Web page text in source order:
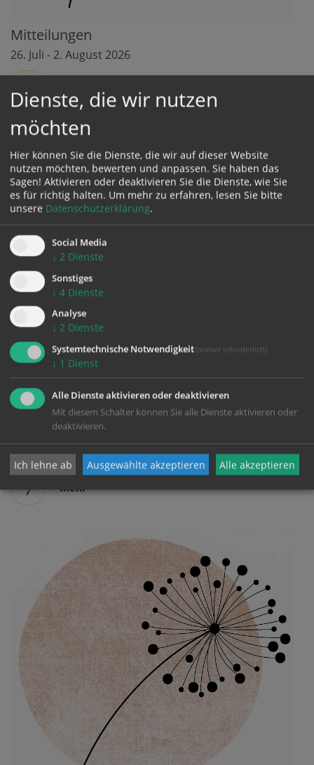
Mitteilungen
26. Juli - 2. August 2026
Mitteilungen
19. - 26. Juli 2026
mehr
Dienste, die wir nutzen
möchten
Hier können Sie die Dienste, die wir auf dieser Website
nutzen möchten, bewerten und anpassen. Sie haben das
Sagen! Aktivieren oder deaktivieren Sie die Dienste, wie Sie
es für richtig halten. Um mehr zu erfahren, lesen Sie bitte
unsere Datenschutzerklärung.
Social Media
↓ 2 Dienste
Sonstiges
↓ 4 Dienste
Analyse
↓ 2 Dienste
Systemtechnische Notwendigkeit (immer erforderlich)
↓ 1 Dienst
Alle Dienste aktivieren oder deaktivieren
Mit diesem Schalter können Sie alle Dienste aktivieren oder
deaktivieren.
Ich lehne ab Ausgewählte akzeptieren Alle akzeptieren